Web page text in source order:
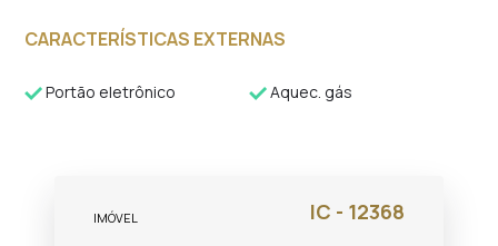
CARACTERÍSTICAS EXTERNAS
Portão eletrônico Aquec. gás
IMÓVEL IC - 12368